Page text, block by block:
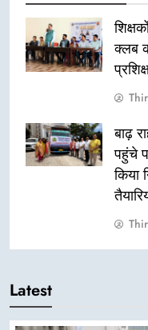
क्लब
बाढ़
पहुंचे
किया
Latest